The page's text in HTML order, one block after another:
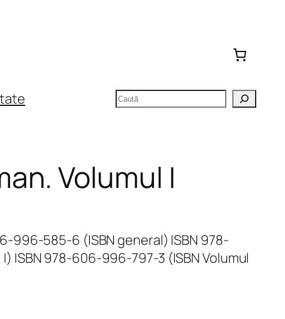
Caută
Volumul I
996-585-6 (ISBN general) ISBN 978-
ISBN 978-606-996-797-3 (ISBN Volumul